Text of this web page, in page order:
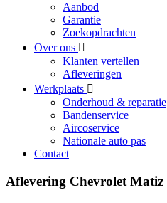
Aanbod
Garantie
Zoekopdrachten
Over ons
Klanten vertellen
Afleveringen
Werkplaats
Onderhoud & reparatie
Bandenservice
Aircoservice
Nationale auto pas
Contact
Aflevering Chevrolet Matiz